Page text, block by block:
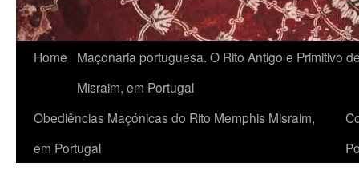
Home
Maçonaria portuguesa. O Rito Antigo e Primitivo
Misraim, em Portugal
Obediências Maçónicas do Rito Memphis Misraim,
em Portugal